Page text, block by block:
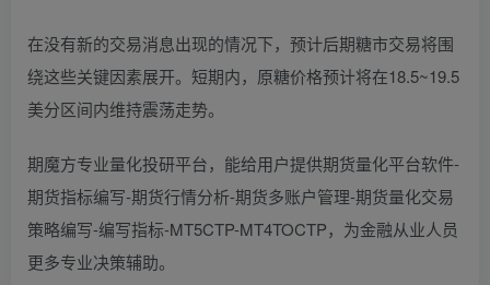
在没有新的交易消息出现的情况下，预计后期糖市交易将围
绕这些关键因素展开。短期内，原糖价格预计将在18.5~19.5
美分区间内维持震荡走势。
期魔方专业量化投研平台，能给用户提供期货量化平台软件-
期货指标编写-期货行情分析-期货多账户管理-期货量化交易
策略编写-编写指标-MT5CTP-MT4TOCTP，为金融从业人员
更多专业决策辅助。